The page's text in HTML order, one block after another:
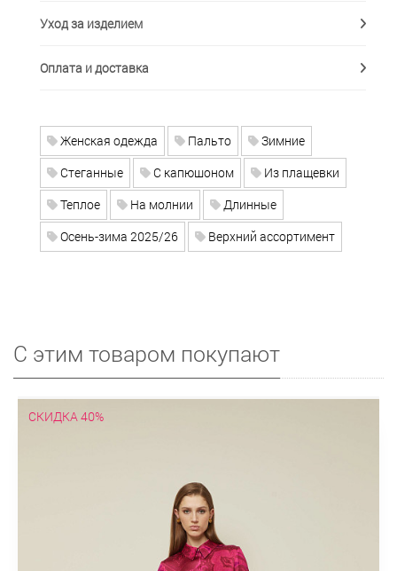
Уход за изделием
Оплата и доставка
Женская одежда Пальто
Зимние
Стеганные
С капюшоном
Из плащевки
Теплое
На молнии
Длинные
Осень-зима 2025/26
Верхний ассортимент
С этим товаром покупают
СКИДКА 40%